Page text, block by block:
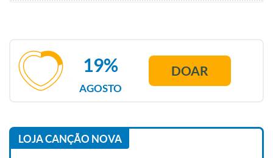
AGOSTO
19% DOAR
LOJA CANÇÃO NOVA